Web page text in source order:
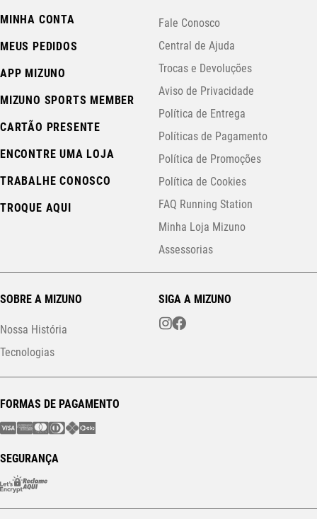
MINHA CONTA
MEUS PEDIDOS
APP MIZUNO
MIZUNO SPORTS MEMBER
CARTÃO PRESENTE
ENCONTRE UMA LOJA
TRABALHE CONOSCO
TROQUE AQUI
Fale Conosco
Central de Ajuda
Trocas e Devoluções
Aviso de Privacidade
Política de Entrega
Políticas de Pagamento
Política de Promoções
Política de Cookies
FAQ Running Station
Minha Loja Mizuno
Assessorias
SOBRE A MIZUNO
Nossa História
Tecnologias
SIGA A MIZUNO
FORMAS DE PAGAMENTO
SEGURANÇA